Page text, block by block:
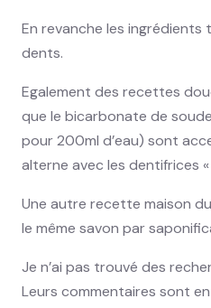
En revanche les ingrédients
dents.
Egalement des recettes
que le bicarbonate de
pour 200ml d’eau) sont
alterne avec les dentifrices
Une autre recette maison
le même savon par
Je n’ai pas trouvé des
Leurs commentaires sont